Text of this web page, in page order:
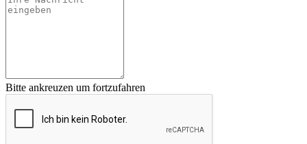
Bitte ankreuzen um fortzufahren